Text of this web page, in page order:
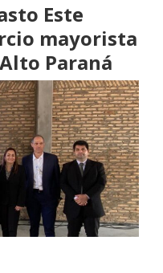
Este
mayorista
Paraná